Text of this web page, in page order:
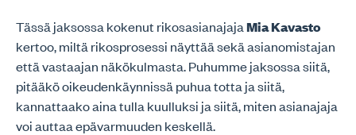
Tässä jaksossa kokenut rikosasianajajaMia Kavasto
kertoo, miltä rikosprosessi näyttää sekä asianomistajan
että vastaajan näkökulmasta. Puhumme jaksossa siitä,
pitääkö oikeudenkäynnissä puhua totta ja siitä,
kannattaako aina tulla kuulluksi ja siitä, miten asianajaja
voi auttaa epävarmuuden keskellä.